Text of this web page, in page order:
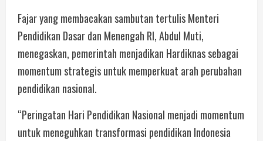
Fajar yang membacakan sambutan tertulis Menteri
Pendidikan Dasar dan Menengah RI, Abdul Muti,
menegaskan, pemerintah menjadikan Hardiknas sebagai
momentum strategis untuk memperkuat arah perubahan
pendidikan nasional.
“Peringatan Hari Pendidikan Nasional menjadi momentum
untuk meneguhkan transformasi pendidikan Indonesia